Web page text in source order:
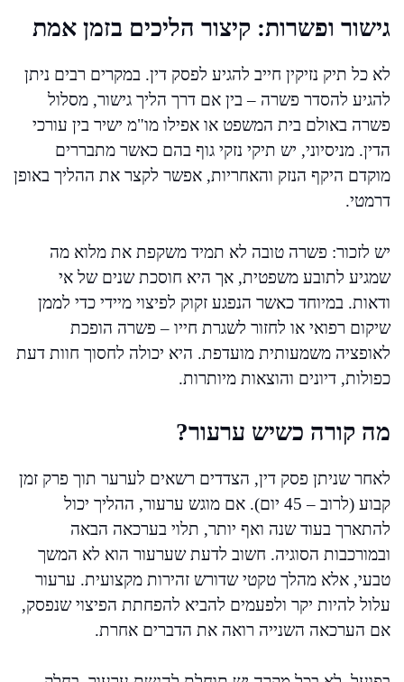
גישור ופשרות: קיצור הליכים בזמן אמת
לא כל תיק נזיקין חייב להגיע לפסק דין. במקרים רבים ניתן
להגיע להסדר פשרה – בין אם דרך הליך גישור, מסלול
פשרה באולם בית המשפט או אפילו מו"מ ישיר בין עורכי
הדין. מניסיוני, יש תיקי נזקי גוף בהם כאשר מתבררים
מוקדם היקף הנזק והאחריות, אפשר לקצר את ההליך באופן
דרמטי.
יש לזכור: פשרה טובה לא תמיד משקפת את מלוא מה
שמגיע לתובע משפטית, אך היא חוסכת שנים של אי
ודאות. במיוחד כאשר הנפגע זקוק לפיצוי מיידי כדי לממן
שיקום רפואי או לחזור לשגרת חייו – פשרה הופכת
לאופציה משמעותית מועדפת. היא יכולה לחסוך חוות דעת
כפולות, דיונים והוצאות מיותרות.
מה קורה כשיש ערעור?
לאחר שניתן פסק דין, הצדדים רשאים לערער תוך פרק זמן
קבוע (לרוב – 45 יום). אם מוגש ערעור, ההליך יכול
להתארך בעוד שנה ואף יותר, תלוי בערכאה הבאה
ובמורכבות הסוגיה. חשוב לדעת שערעור הוא לא המשך
טבעי, אלא מהלך טקטי שדורש זהירות מקצועית. ערעור
עלול להיות יקר ולפעמים להביא להפחתת הפיצוי שנפסק,
אם הערכאה השנייה רואה את הדברים אחרת.